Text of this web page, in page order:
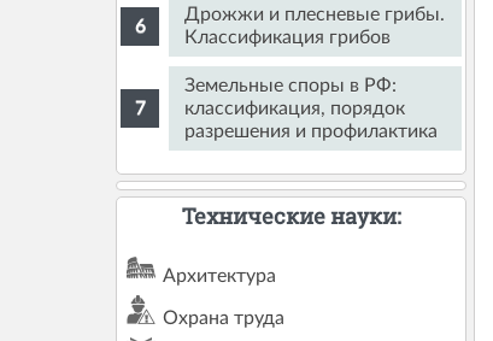
Дрожжи и плесневые грибы.
Классификация грибов
Земельные споры в РФ:
классификация, порядок
разрешения и профилактика
Технические науки:
Архитектура
Охрана труда